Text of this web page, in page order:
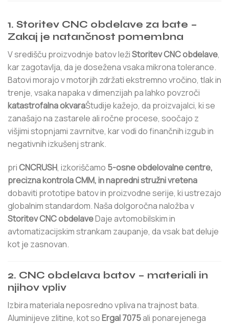
1. Storitev CNC obdelave za bate –
Zakaj je natančnost pomembna
V središču proizvodnje batov ležiStoritev CNC obdelave,
kar zagotavlja, da je dosežena vsaka mikrona tolerance.
Batovi morajo v motorjih zdržati ekstremno vročino, tlak in
trenje, vsaka napaka v dimenzijah pa lahko povzroči
katastrofalna okvaraŠtudije kažejo, da proizvajalci, ki se
zanašajo na zastarele ali ročne procese, soočajo z
višjimi stopnjami zavrnitve, kar vodi do finančnih izgub in
negativnih izkušenj strank.
priCNCRUSH, izkoriščamo 5-osne obdelovalne centre,
precizna kontrola CMM, in napredni stružni vretena
dobaviti prototipe batov in proizvodne serije, ki ustrezajo
globalnim standardom. Naša dolgoročna naložba v
Storitev CNC obdelaveDaje avtomobilskim in
avtomatizacijskim strankam zaupanje, da vsak bat deluje
kot je zasnovan.
2. CNC obdelava batov – materiali in
njihov vpliv
Izbira materiala neposredno vpliva na trajnost bata.
Aluminijeve zlitine, kot soErgal 7075ali ponarejenega